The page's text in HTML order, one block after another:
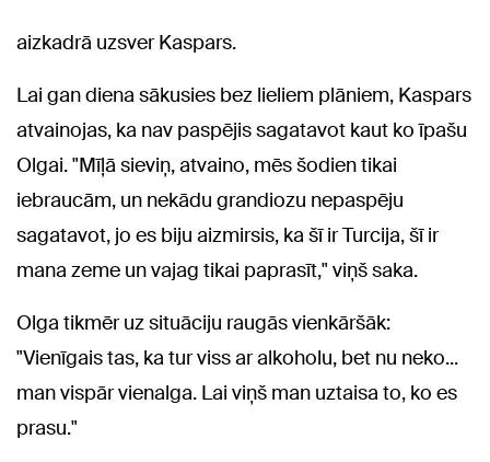
aizkadrā uzsver Kaspars.
Lai gan diena sākusies bez lieliem plāniem, Kaspars
atvainojas, ka nav paspējis sagatavot kaut ko īpašu
Olgai. "Mīļā sieviņ, atvaino, mēs šodien tikai
iebraucām, un nekādu grandiozu nepaspēju
sagatavot, jo es biju aizmirsis, ka šī ir Turcija, šī ir
mana zeme un vajag tikai paprasīt," viņš saka.
Olga tikmēr uz situāciju raugās vienkāršāk:
"Vienīgais tas, ka tur viss ar alkoholu, bet nu neko...
man vispār vienalga. Lai viņš man uztaisa to, ko es
prasu."